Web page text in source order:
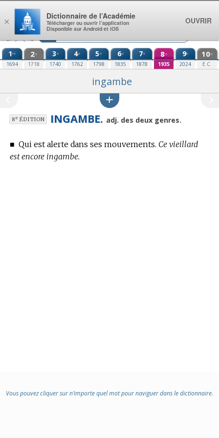
Aller au contenu
1re
1694
2e
1718
3e
1740
4e
1762
5e
1798
6e
1835
7e
1878
8e
1935
9e
2024
10e
E.C.
ingambe
8eÉDITION INGAMBE. adj. des deux genres.
■ Qui est alerte dans ses mouvements. Ce vieillard
est encore ingambe.
Vous pouvez cliquer sur n’importe quel mot pour naviguer dans le dictionnaire.
×
Dictionnaire de l’Académie
Télécharger ou ouvrir l’application
Disponible sur Android et iOS
OUVRIR